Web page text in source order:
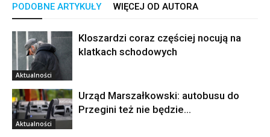
PODOBNE ARTYKUŁY WIĘCEJ OD AUTORA
Aktualności
Kloszardzi coraz częściej nocują na
klatkach schodowych
Aktualności
Urząd Marszałkowski: autobusu do
Przegini też nie będzie…